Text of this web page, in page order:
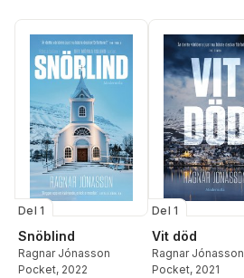
Del 1
Snöblind
Ragnar Jónasson
Pocket, 2022
Del 1
Vit död
Ragnar Jónasson
Pocket, 2021